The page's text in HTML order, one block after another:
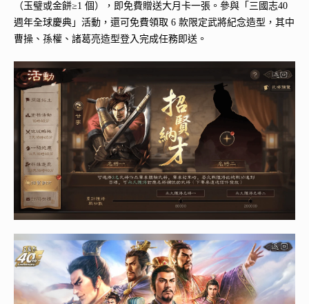
（玉璧或金餅≥1 個），即免費贈送大月卡一張。參與「三國志40
週年全球慶典」活動，還可免費領取 6 款限定武將紀念造型，其中
曹操、孫權、諸葛亮造型登入完成任務即送。